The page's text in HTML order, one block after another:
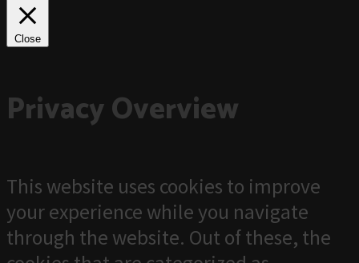
Close
Privacy Overview
This website uses cookies to improve
your experience while you navigate
through the website. Out of these, the